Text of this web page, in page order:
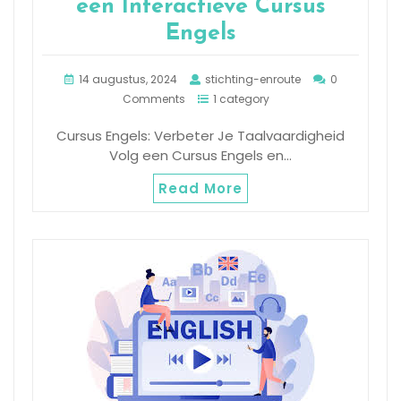
een Interactieve Cursus
Engels
14 augustus, 2024 stichting-enroute
0
Comments
1 category
Cursus Engels: Verbeter Je Taalvaardigheid
Volg een Cursus Engels en…
Read More